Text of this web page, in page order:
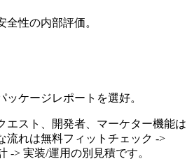
性の内部評価。
ケージレポートを選好。
エスト、開発者、マーケター機能は
流れは無料フィットチェック ->
-> 実装/運用の別見積です。